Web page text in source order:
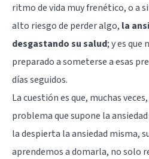
ritmo de vida muy frenético, o a
alto riesgo de perder algo, la
desgastando su salud; y es que
preparado a someterse a esas
días seguidos.
La cuestión es que, muchas
problema que supone la
la despierta la ansiedad misma,
aprendemos a domarla, no solo